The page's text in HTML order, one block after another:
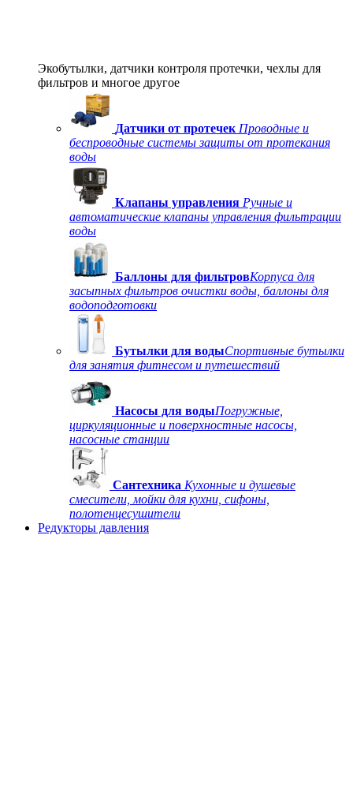
Экобутылки, датчики контроля протечки, чехлы для
фильтров и многое другое
Датчики от протечек Проводные и
беспроводные системы защиты от протекания
воды
Клапаны управления Ручные и
автоматические клапаны управления фильтрации
воды
Баллоны для фильтровКорпуса для
засыпных фильтров очистки воды, баллоны для
водоподготовки
Бутылки для водыСпортивные бутылки
для занятия фитнесом и путешествий
Насосы для водыПогружные,
циркуляционные и поверхностные насосы,
насосные станции
Сантехника Кухонные и душевые
смесители, мойки для кухни, сифоны,
полотенцесушители
Редукторы давления